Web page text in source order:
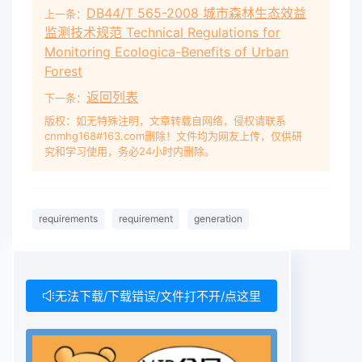
上一条： DB44/T 565-2008 城市森林生态效益
监测技术规范 Technical Regulations for
Monitoring Ecologica-Benefits of Urban
Forest
下一条： 返回列表
版权：如无特殊注明，文章转载自网络，侵权请联系
cnmhg168#163.com删除！文件均为网友上传，仅供研
究和学习使用，务必24小时内删除。
requirements requirement generation
无法下载/下载错误/文件打不开/点这里